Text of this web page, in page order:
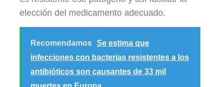
elección del medicamento adecuado.
Recomendamos Se estima que
infecciones con bacterias resistentes a los
antibióticos son causantes de 33 mil